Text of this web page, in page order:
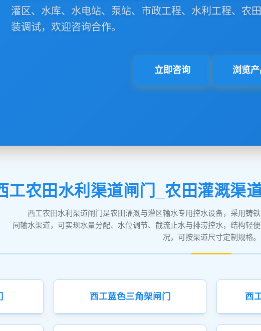
灌区、水库、水电站、泵站、市政工程、水利工程、农
装调试，欢迎咨询合作。
立即咨询 浏览
工农田水利渠道闸门_农田灌溉渠
西工农田水利渠道闸门是农田灌溉与灌区输水专用控水设备，采用铸
间输水渠道，可实现水量分配、水位调节、截流止水与排涝控水，结构轻
况，可按渠道尺寸定制规格。
西工蓝色三角架闸门 西